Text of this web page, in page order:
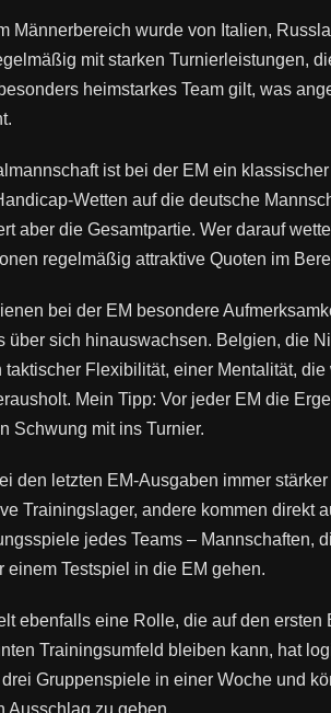
Männerbereich wurde von Italien,
mit starken Turnierleistungen,
heimstarkes Team gilt, was
ist bei der EM ein
Wetten auf die deutsche
aber die Gesamtpartie. Wer darauf
regelmäßig attraktive Quoten im
bei der EM besondere
über sich hinauswachsen. Belgien, die
taktischer Flexibilität, einer Mentalität,
Mein Tipp: Vor jeder EM die
Schwung mit ins Turnier.
den letzten EM-Ausgaben immer
Trainingslager, andere kommen direkt
jedes Teams – Mannschaften,
einem Testspiel in die EM gehen.
ebenfalls eine Rolle, die auf den
Trainingsumfeld bleiben kann, hat
Gruppenspiele in einer Woche und
Ausschlag zu geben.